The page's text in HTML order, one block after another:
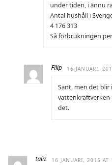
under tiden, i ännu
Antal hushåll i
4 176 313
Så förbrukningen
Filip 16 JANUARI,
Sant, men det
det.
taliz 16 JANUARI, 2015 AT